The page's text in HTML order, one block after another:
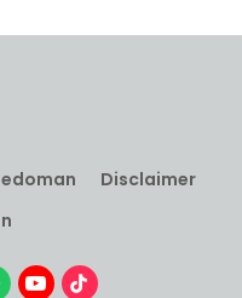
Disclaimer